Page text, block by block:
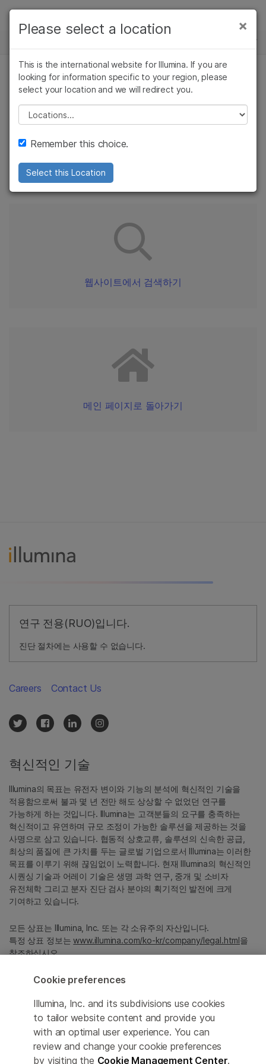
Skip to content
학습
회사
추천 링크
귀하의 지역에서는 이
아래 링크 중 하나를 선택해 주세요.
웹사이트에서 검색하기
메인 페이지로 돌아가기
연구 전용(RUO)입니다.
진단 절차에는 사용할 수 없습니다.
혁신적인 기술
Illumina의 목표는 유전자 변이와 기능의 분석에 혁신적인 기술을
적용함으로써 불과 몇 년 전만 해도 상상할 수 없었던 연구를
가능하게 하는 것입니다. Illumina는 고객분들의 요구를 충족하는
혁신적이고 유연하며 규모 조정이 가능한 솔루션을 제공하는 것을
사명으로 삼고 있습니다. 협동적 상호교류, 솔루션의 신속한 공급,
최상의 품질에 큰 가치를 두는 글로벌 기업으로서 Illumina는 이러한
목표를 이루기 위해 끊임없이 노력합니다. 현재 Illumina의 혁신적인
시퀀싱 기술과 어레이 기술은 생명 과학 연구, 중개 및 소비자
유전체학 그리고 분자 진단 검사 분야의 획기적인 발전에 크게
기여하고 있습니다.
모든 상표는 Illumina, Inc. 또는 각 소유주의 자산입니다.
특정 상표 정보는www.illumina.com/ko-kr/company/legal.html을
참조하십시오.
Privacy Policy
Careers Contact Us
© 2026 Illumina, Inc. All rights reserved.
×
Please select a location
This is the international website for Illumina. If you are
looking for information specific to your region, please
select your location and we will redirect you.
Please select a location
Remember this choice.
Select this Location
있습니다. 주요 관심 분야를 선택해 주세요:
×
암 연구
미생물학 연구
농업유전체학 연구
복합 질환 연구
임상 종양학 연구
생식 보건 연구
유전 및 희귀 질환
Cookie preferences
Illumina, Inc. and its subdivisions use cookies
to tailor website content and provide you
with an optimal user experience. You can
review and change your cookie preferences
by visiting the Cookie Management Center.